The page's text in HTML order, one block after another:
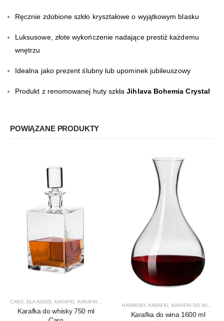
Ręcznie zdobione szkło kryształowe o wyjątkowym blasku
Luksusowe, złote wykończenie nadające prestiż każdemu
wnętrzu
Idealna jako prezent ślubny lub upominek jubileuszowy
Produkt z renomowanej huty szkłaJihlava Bohemia Crystal
POWIĄZANE PRODUKTY
CARO, DLA NIEGO, KARAFKI , KARAFKI DO WHISKY
Karafka do whisky 750 ml
HARMONY, KARAFKI , KARAFKI DO WINA
Karafka do wina 1600 ml